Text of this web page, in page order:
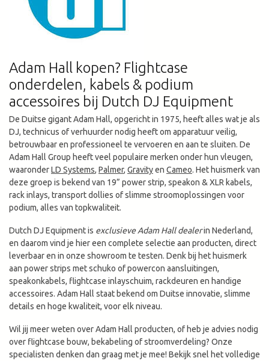
Adam Hall kopen? Flightcase
onderdelen, kabels & podium
accessoires bij Dutch DJ Equipment
De Duitse gigant Adam Hall, opgericht in 1975, heeft alles wat je als
DJ, technicus of verhuurder nodig heeft om apparatuur veilig,
betrouwbaar en professioneel te vervoeren en aan te sluiten. De
Adam Hall Group heeft veel populaire merken onder hun vleugen,
waaronderLD Systems, Palmer, Gravityen Cameo. Het huismerk van
deze groep is bekend van 19” power strip, speakon & XLR kabels,
rack inlays, transport dollies of slimme stroomoplossingen voor
podium, alles van topkwaliteit.
Dutch DJ Equipment is exclusieve Adam Hall dealerin Nederland,
en daarom vind je hier een complete selectie aan producten, direct
leverbaar en in onze showroom te testen. Denk bij het huismerk
aan power strips met schuko of powercon aansluitingen,
speakonkabels, flightcase inlayschuim, rackdeuren en handige
accessoires. Adam Hall staat bekend om Duitse innovatie, slimme
details en hoge kwaliteit, voor elk niveau.
Wil jij meer weten over Adam Hall producten, of heb je advies nodig
over flightcase bouw, bekabeling of stroomverdeling? Onze
specialisten denken dan graag met je mee! Bekijk snel het volledige